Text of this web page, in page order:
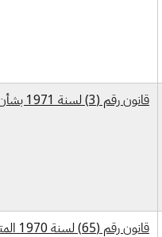
قانون رقم (3) لسنة 1971 بشأن حماية حق المؤلف
قانون رقم (65) لسنة 1970 المتعلق ببراءة الاختراع والنماذج الصناعية